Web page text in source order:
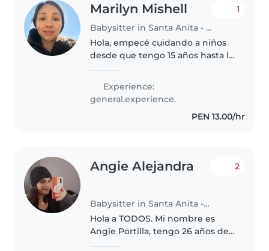
Marilyn Mishell
Babysitter in Santa Anita - Los Ficus
1
Hola, empecé cuidando a niños
desde que tengo 15 años hasta la
Empecé cuidando a mis
hermanos, hijos de familiares
Experience:
general.experience.
PEN 13.00/hr
Angie Alejandra
Babysitter in Santa Anita - Los Ficus
2
Hola a TODOS. Mi nombre es
Angie Portilla, tengo 26 años de